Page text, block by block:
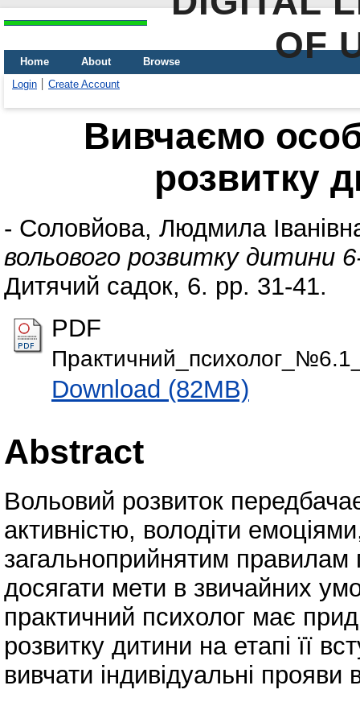
OF
Home About
Browse
Login
Create Account
Вивчаємо
розвитку
- Соловйова, Людмила
вольового розвитку дитини
Дитячий садок, 6. pp. 31-41.
PDF
Download (82MB)
Abstract
Вольовий розвиток
активністю, володіти
загальноприйнятим
досягати мети в звичайних
практичний психолог має
розвитку дитини на етапі її
вивчати індивідуальні прояви